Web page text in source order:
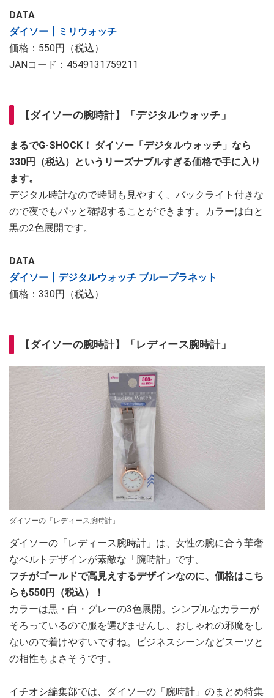
DATA
ダイソー┃ミリウォッチ
価格：550円（税込）
JANコード：4549131759211
【ダイソーの腕時計】「デジタルウォッチ」
まるでG-SHOCK！ ダイソー「デジタルウォッチ」なら
330円（税込）というリーズナブルすぎる価格で手に入り
ます。
デジタル時計なので時間も見やすく、バックライト付きな
ので夜でもパッと確認することができます。カラーは白と
黒の2色展開です。
DATA
ダイソー┃デジタルウォッチ ブループラネット
価格：330円（税込）
【ダイソーの腕時計】「レディース腕時計」
ダイソーの「レディース腕時計」
ダイソーの「レディース腕時計」は、女性の腕に合う華奢
なベルトデザインが素敵な「腕時計」です。
フチがゴールドで高見えするデザインなのに、価格はこち
らも550円（税込）！
カラーは黒・白・グレーの3色展開。シンプルなカラーが
そろっているので服を選びませんし、おしゃれの邪魔をし
ないので着けやすいですね。ビジネスシーンなどスーツと
の相性もよさそうです。
イチオシ編集部では、ダイソーの「腕時計」のまとめ特集